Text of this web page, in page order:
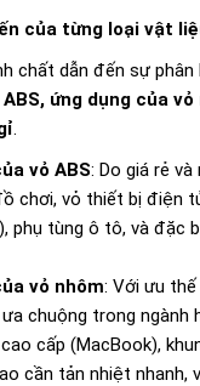
của từng loại vật
chất dẫn đến sự phân
ứng dụng của
.
vỏ ABS: Do giá rẻ
chơi, vỏ thiết bị điện
phụ tùng ô tô, và đặc
vỏ nhôm: Với ưu
chuộng trong ngành
cấp (MacBook),
cần tản nhiệt nhanh,